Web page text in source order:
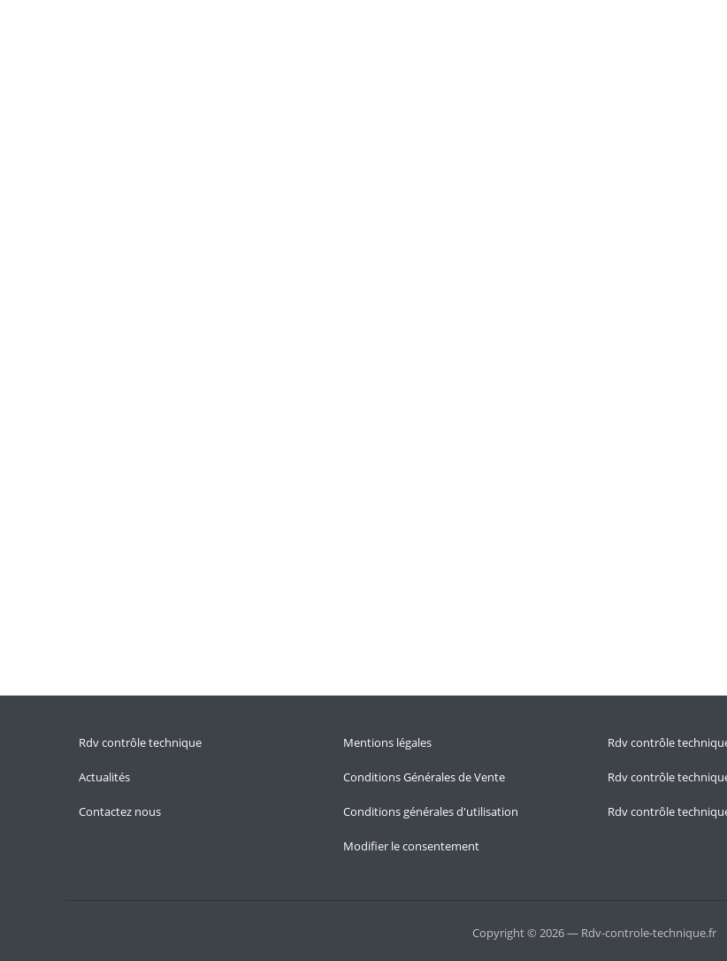
Rdv contrôle technique
Actualités
Contactez nous
Mentions légales
Conditions Générales de Vente
Conditions générales d'utilisation
Modifier le consentement
Rdv contrôle
Rdv contrôle
Rdv contrôle
Copyright © 2026 — Rdv-controle-technique.fr